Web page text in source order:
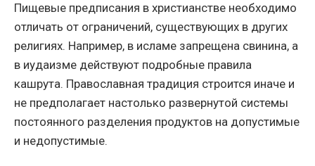
Пищевые предписания в христианстве необходимо
отличать от ограничений, существующих в других
религиях. Например, в исламе запрещена свинина, а
в иудаизме действуют подробные правила
кашрута. Православная традиция строится иначе и
не предполагает настолько развернутой системы
постоянного разделения продуктов на допустимые
и недопустимые.